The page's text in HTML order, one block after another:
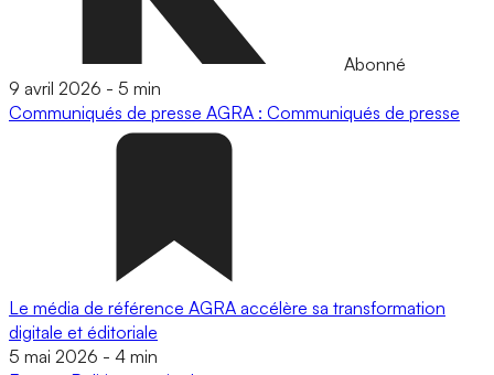
Abonné
9 avril 2026 - 5 min
Communiqués de presse AGRA : Communiqués de presse
Le média de référence AGRA accélère sa transformation
digitale et éditoriale
5 mai 2026 - 4 min